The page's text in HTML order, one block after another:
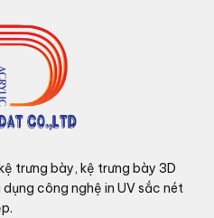
trưng bày, kệ trưng bày 3D
công nghệ in UV sắc nét